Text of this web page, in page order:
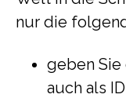
nur die
geben Sie
auch als